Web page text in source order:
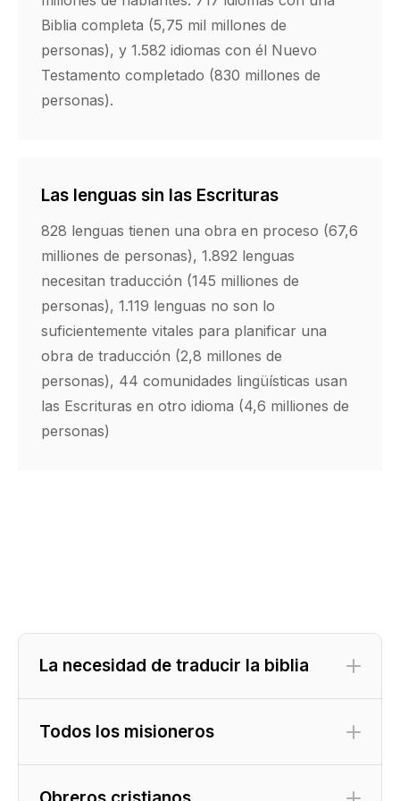
Biblia completa (5,75 mil millones de
personas), y 1.582 idiomas con él Nuevo
Testamento completado (830 millones de
personas).
Las lenguas sin las Escrituras
828 lenguas tienen una obra en proceso (67,6
milliones de personas), 1.892 lenguas
necesitan traducción (145 milliones de
personas), 1.119 lenguas no son lo
suficientemente vitales para planificar una
obra de traducción (2,8 millones de
personas), 44 comunidades lingüísticas usan
las Escrituras en otro idioma (4,6 milliones de
personas)
La necesidad de traducir la biblia
Todos los misioneros